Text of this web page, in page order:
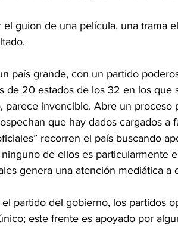
guion de una película, una trama
país grande, con un partido
de 20 estados de los 32 en los que
parece invencible. Abre un proceso
que hay dados cargados a
recorren el país buscando
de ellos es particularmente
genera una atención mediática a
partido del gobierno, los partidos
este frente es apoyado por